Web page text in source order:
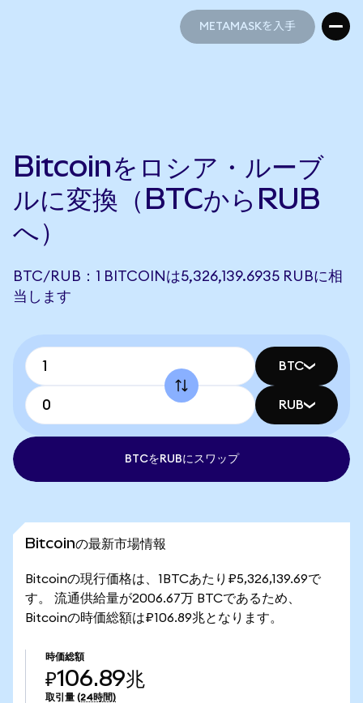
METAMASKを入手
Bitcoinをロシア・ルーブ
ルに変換（BTCからRUB
へ）
BTC/RUB：1 BITCOINは5,326,139.6935 RUBに相
当します
BTC
RUB
BTCをRUBにスワップ
Bitcoinの最新市場情報
Bitcoinの現行価格は、1BTCあたり₽5,326,139.69で
す。 流通供給量が2006.67万 BTCであるため、
Bitcoinの時価総額は₽106.89兆となります。
時価総額
₽106.89兆
取引量 (24時間)